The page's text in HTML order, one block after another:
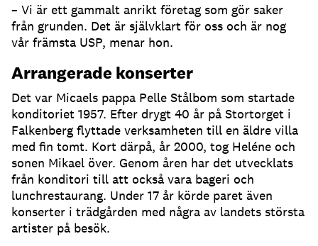
– Vi är ett gammalt anrikt företag som gör saker
från grunden. Det är självklart för oss och är nog
vår främsta USP, menar hon.
Arrangerade konserter
Det var Micaels pappa Pelle Stålbom som startade
konditoriet 1957. Efter drygt 40 år på Stortorget i
Falkenberg flyttade verksamheten till en äldre villa
med fin tomt. Kort därpå, år 2000, tog Heléne och
sonen Mikael över. Genom åren har det utvecklats
från konditori till att också vara bageri och
lunchrestaurang. Under 17 år körde paret även
konserter i trädgården med några av landets största
artister på besök.